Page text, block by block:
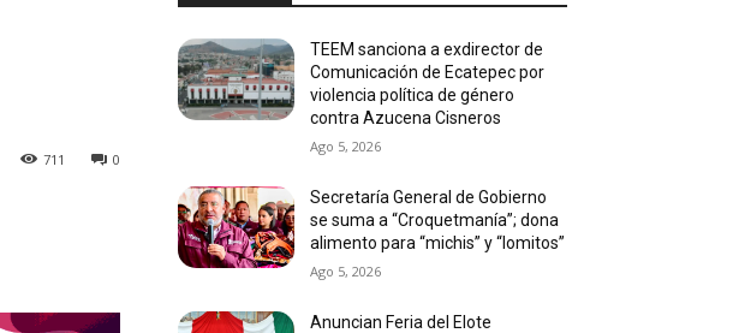
0
711
TEEM sanciona a exdirector de
Comunicación de Ecatepec por
violencia política de género
contra Azucena Cisneros
Ago 5, 2026
Secretaría General de Gobierno
se suma a “Croquetmanía”; dona
alimento para “michis” y “lomitos”
Ago 5, 2026
Anuncian Feria del Elote